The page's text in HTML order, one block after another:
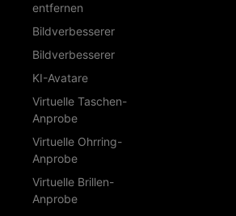
entfernen
Bildverbesserer
Bildverbesserer
KI-Avatare
Virtuelle Taschen-
Anprobe
Virtuelle Ohrring-
Anprobe
Virtuelle Brillen-
Anprobe